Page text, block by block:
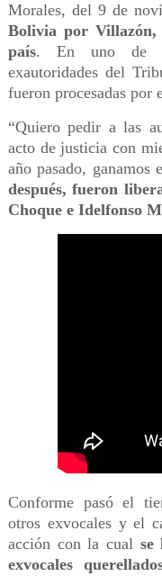
Morales, del 9 de
Bolivia por
país. En uno de
exautoridades del
fueron procesadas por
“Quiero pedir a las
acto de justicia con
año pasado,
después, fueron
Choque e Idelfonso
Conforme pasó el
otros exvocales y el
acción con la cual se
exvocales